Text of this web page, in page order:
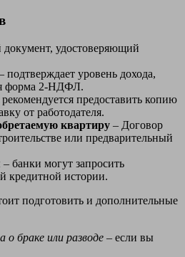
документ, удостоверяющий
подтверждает уровень дохода,
форма 2-НДФЛ.
рекомендуется предоставить копию
от работодателя.
квартиру – Договор
или предварительный
– банки могут запросить
кредитной истории.
подготовить и дополнительные
о браке или разводе – если вы